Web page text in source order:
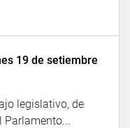
19 de setiembre
legislativo, de
Parlamento...